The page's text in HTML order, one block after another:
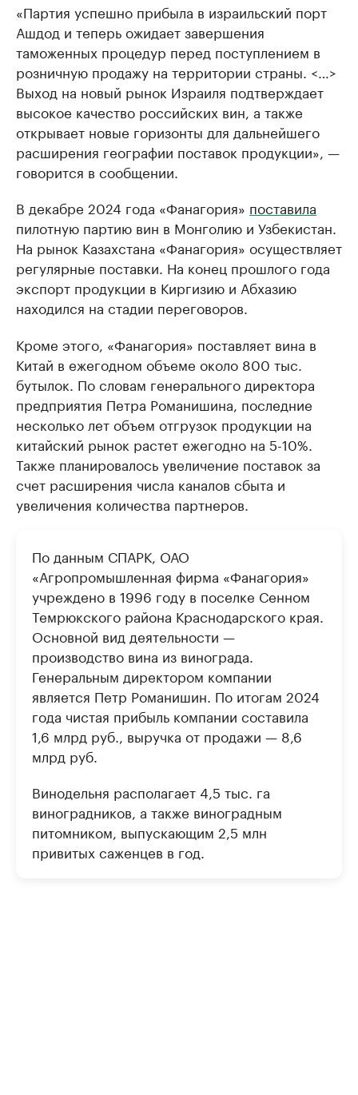
«Партия успешно прибыла в израильский порт
Ашдод и теперь ожидает завершения
таможенных процедур перед поступлением в
розничную продажу на территории страны. <…>
Выход на новый рынок Израиля подтверждает
высокое качество российских вин, а также
открывает новые горизонты для дальнейшего
расширения географии поставок продукции», —
говорится в сообщении.
В декабре 2024 года «Фанагория» поставила
пилотную партию вин в Монголию и Узбекистан.
На рынок Казахстана «Фанагория» осуществляет
регулярные поставки. На конец прошлого года
экспорт продукции в Киргизию и Абхазию
находился на стадии переговоров.
Кроме этого, «Фанагория» поставляет вина в
Китай в ежегодном объеме около 800 тыс.
бутылок. По словам генерального директора
предприятия Петра Романишина, последние
несколько лет объем отгрузок продукции на
китайский рынок растет ежегодно на 5-10%.
Также планировалось увеличение поставок за
счет расширения числа каналов сбыта и
увеличения количества партнеров.
По данным СПАРК, ОАО
«Агропромышленная фирма «Фанагория»
учреждено в 1996 году в поселке Сенном
Темрюкского района Краснодарского края.
Основной вид деятельности —
производство вина из винограда.
Генеральным директором компании
является Петр Романишин. По итогам 2024
года чистая прибыль компании составила
1,6 млрд руб., выручка от продажи — 8,6
млрд руб.
Винодельня располагает 4,5 тыс. га
виноградников, а также виноградным
питомником, выпускающим 2,5 млн
привитых саженцев в год.